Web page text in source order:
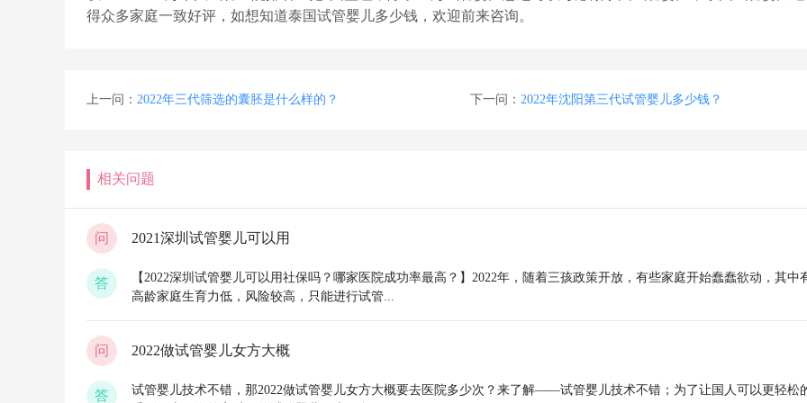
得众多家庭一致好评，如想知道泰国试管婴儿多少钱，欢迎前来咨询。
上一问： 2022年三代筛选的囊胚是什么样的？ 下一问： 2022年沈阳第三代试管婴儿多少钱？
相关问题
问 2021深圳试管婴儿可以用
答
【2022深圳试管婴儿可以用社保吗？哪家医院成功率最高？】2022年，随着三孩政策开放，有些家庭开始蠢蠢欲动，其中
高龄家庭生育力低，风险较高，只能进行试管...
问 2022做试管婴儿女方大概
答
试管婴儿技术不错，那2022做试管婴儿女方大概要去医院多少次？来了解——试管婴儿技术不错；为了让国人可以更轻松